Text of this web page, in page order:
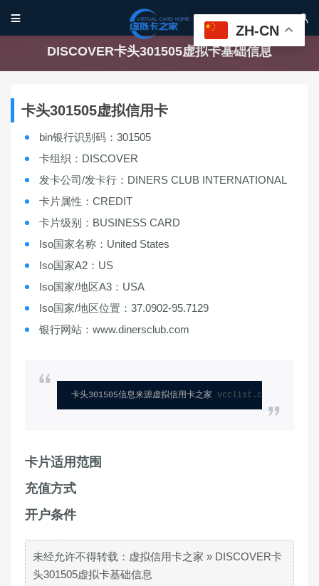
 
DISCOVER卡头301505虚拟卡基础信息
卡头301505虚拟信用卡
bin银行识别码：301505
卡组织：DISCOVER
发卡公司/发卡行：DINERS CLUB INTERNATIONAL
卡片属性：CREDIT
卡片级别：BUSINESS CARD
Iso国家名称：United States
Iso国家A2：US
Iso国家/地区A3：USA
Iso国家/地区位置：37.0902-95.7129
银行网站：www.dinersclub.com
卡头301505信息来源虚拟信用卡之家 vcclist.com
卡片适用范围
充值方式
开户条件
未经允许不得转载： 虚拟信用卡之家 » DISCOVER卡
头301505虚拟卡基础信息
ZH-CN